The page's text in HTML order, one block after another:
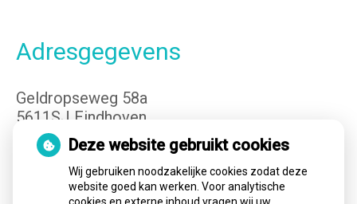
Adresgegevens
Geldropseweg 58a
5611SJ Eindhoven
Tel:040-3400149
E-mail: info@cvteindhoven.nl
Deze website gebruikt cookies
Wij gebruiken noodzakelijke cookies zodat deze
website goed kan werken. Voor analytische